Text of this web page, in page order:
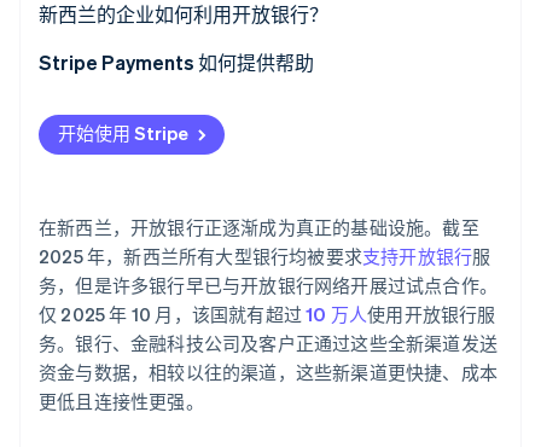
第三方提供商
一个集中入驻系统
一个中立的沙盒
API 已得到验证
仅允许经资质审核的主体接入
运营满足高标准要求
获得 API 中心的认证
获得新的 CDR 的认证
保持合规性
新西兰的企业如何利用开放银行？
从银行账户直接支付
更智能的入驻和贷款
自动化会计与财务工具
Stripe Payments 如何提供帮助
开始使用 Stripe
在新西兰，开放银行正逐渐成为真正的基础设施。截至
2025 年，新西兰所有大型银行均被要求支持开放银行服
务，但是许多银行早已与开放银行网络开展过试点合作。
仅 2025 年 10 月，该国就有超过10 万人使用开放银行服
务。银行、金融科技公司及客户正通过这些全新渠道发送
资金与数据，相较以往的渠道，这些新渠道更快捷、成本
更低且连接性更强。